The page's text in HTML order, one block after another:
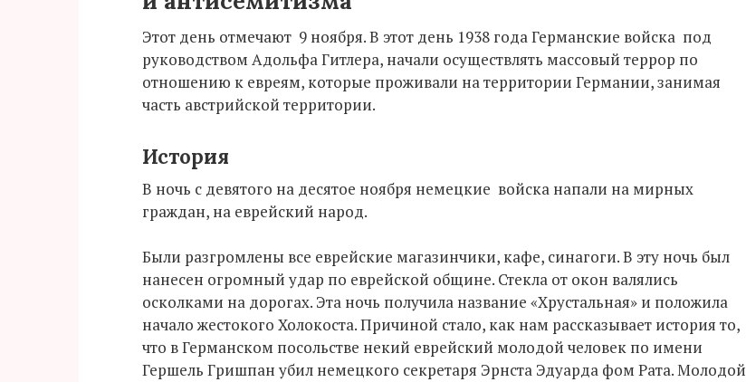
Этот день отмечают 9 ноября. В этот день 1938 года Германские войска под
руководством Адольфа Гитлера, начали осуществлять массовый террор по
отношению к евреям, которые проживали на территории Германии, занимая
часть австрийской территории.
История
В ночь с девятого на десятое ноября немецкие войска напали на мирных
граждан, на еврейский народ.
Были разгромлены все еврейские магазинчики, кафе, синагоги. В эту ночь был
нанесен огромный удар по еврейской общине. Стекла от окон валялись
осколками на дорогах. Эта ночь получила название «Хрустальная» и положила
начало жестокого Холокоста. Причиной стало, как нам рассказывает история то,
что в Германском посольстве некий еврейский молодой человек по имени
Гершель Гришпан убил немецкого секретаря Эрнста Эдуарда фом Рата. Молодой